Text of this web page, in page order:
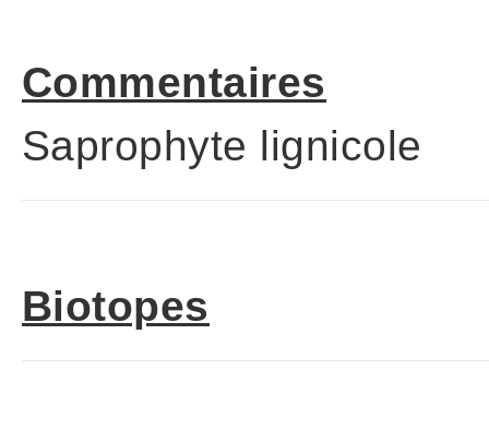
Commentaires
Saprophyte lignicole
Biotopes